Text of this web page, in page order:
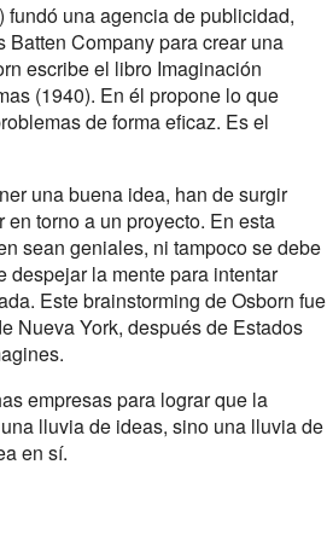
fundó una agencia de publicidad,
Company para crear una
escribe el libro Imaginación
(1940). En él propone lo que
de forma eficaz. Es el
una buena idea, han de surgir
torno a un proyecto. En esta
sean geniales, ni tampoco se debe
despejar la mente para intentar
Este brainstorming de Osborn fue
Nueva York, después de Estados
empresas para lograr que la
lluvia de ideas, sino una lluvia de
en sí.